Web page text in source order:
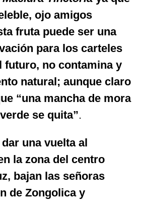
ojo amigos
fruta puede ser una
para los carteles
futuro, no contamina y
natural; aunque claro
“una mancha de mora
se quita”.
una vuelta al
la zona del centro
bajan las señoras
de Zongolica y